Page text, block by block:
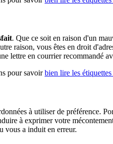
. Que ce soit en raison d'un
raison, vous êtes en droit
lettre en courrier recommandé
pour savoirbien lire les
à utiliser de préférence.
à exprimer votre
vous a induit en erreur.